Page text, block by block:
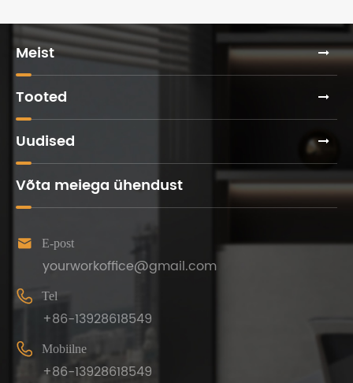
Meist
Tooted
Uudised
Võta meiega ühendust
 E-post
yourworkoffice@gmail.com
 Tel
+86-13928618549
 Mobiilne
+86-13928618549